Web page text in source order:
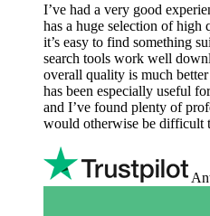
I’ve had a very good
has a huge selection of high
it’s easy to find something
search tools work well
overall quality is much
has been especially useful
and I’ve found plenty of
would otherwise be difficult